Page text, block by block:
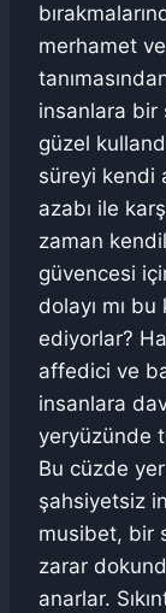
merhamet
insanlara bir
güzel
süreyi kendi
azabı ile
zaman
güvencesi
dolayı mı
ediyorlar?
affedici ve
insanlara
yeryüzünde
Bu cüzde
şahsiyetsiz
musibet, bir
zarar
anarlar.